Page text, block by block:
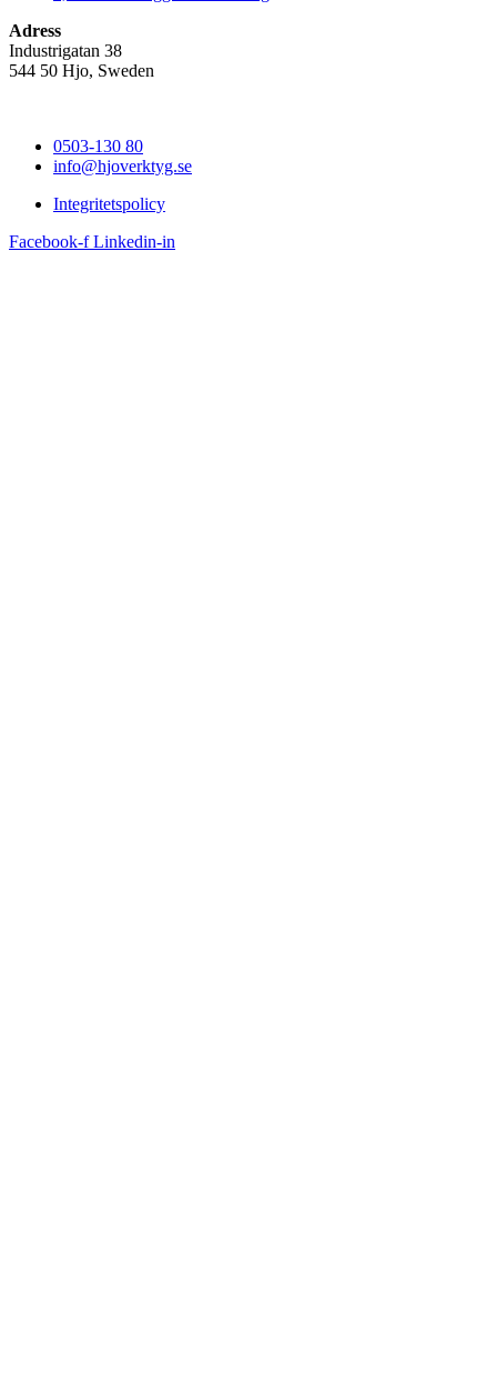
Adress
Industrigatan 38
544 50 Hjo, Sweden
0503-130 80
info@hjoverktyg.se
Integritetspolicy
Facebook-f Linkedin-in